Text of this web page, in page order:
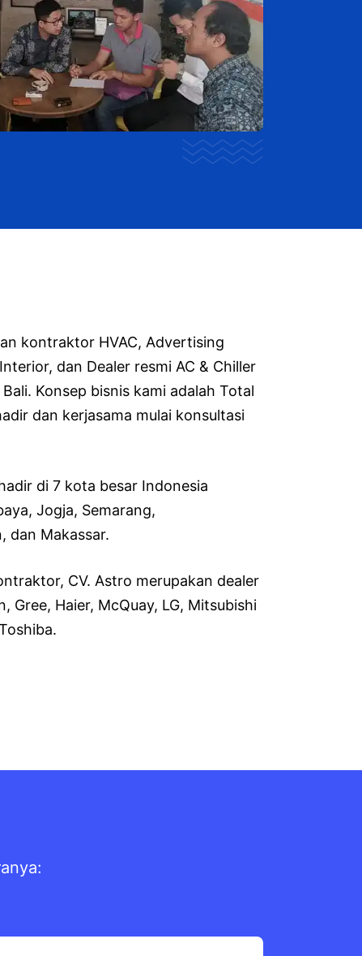
kontraktor HVAC, Advertising
dan Dealer resmi AC & Chiller
Konsep bisnis kami adalah Total
dan kerjasama mulai konsultasi
di 7 kota besar Indonesia
Jogja, Semarang,
dan Makassar.
CV. Astro merupakan dealer
Gree, Haier, McQuay, LG, Mitsubishi